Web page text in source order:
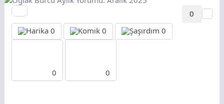
0
0
0 0
0 0